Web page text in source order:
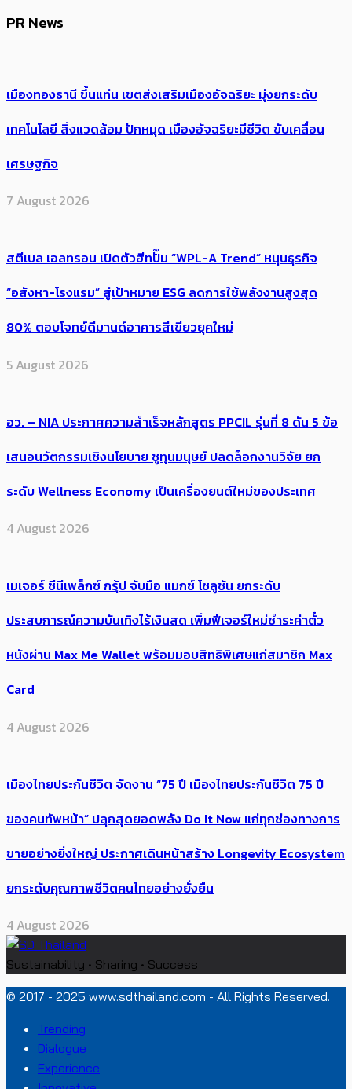
PR News
เมืองทองธานี ขึ้นแท่น เขตส่งเสริมเมืองอัจฉริยะ มุ่งยกระดับ
เทคโนโลยี สิ่งแวดล้อม ปักหมุด เมืองอัจฉริยะมีชีวิต ขับเคลื่อน
เศรษฐกิจ
7 August 2026
สตีเบล เอลทรอน เปิดตัวฮีทปั๊ม “WPL-A Trend” หนุนธุรกิจ
“อสังหา-โรงแรม” สู่เป้าหมาย ESG ลดการใช้พลังงานสูงสุด
80% ตอบโจทย์ดีมานด์อาคารสีเขียวยุคใหม่
5 August 2026
อว. – NIA ประกาศความสำเร็จหลักสูตร PPCIL รุ่นที่ 8 ดัน 5 ข้อ
เสนอนวัตกรรมเชิงนโยบาย ชูทุนมนุษย์ ปลดล็อกงานวิจัย ยก
ระดับ Wellness Economy เป็นเครื่องยนต์ใหม่ของประเทศ
4 August 2026
เมเจอร์ ซีนีเพล็กซ์ กรุ้ป จับมือ แมกซ์ โซลูชัน ยกระดับ
ประสบการณ์ความบันเทิงไร้เงินสด เพิ่มฟีเจอร์ใหม่ชำระค่าตั๋ว
หนังผ่าน Max Me Wallet พร้อมมอบสิทธิพิเศษแก่สมาชิก Max
Card
4 August 2026
เมืองไทยประกันชีวิต จัดงาน “75 ปี เมืองไทยประกันชีวิต 75 ปี
ของคนทัพหน้า” ปลุกสุดยอดพลัง Do It Now แก่ทุกช่องทางการ
ขายอย่างยิ่งใหญ่ ประกาศเดินหน้าสร้าง Longevity Ecosystem
ยกระดับคุณภาพชีวิตคนไทยอย่างยั่งยืน
4 August 2026
Sustainability • Sharing • Success
© 2017 - 2025 www.sdthailand.com - All Rights Reserved.
Trending
Dialogue
Experience